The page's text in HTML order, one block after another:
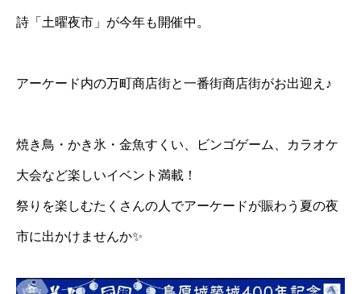
詩「土曜夜市」が今年も開催中。
アーケード内の万町商店街と一番街商店街がお出迎え♪
焼き鳥・かき氷・金魚すくい、ビンゴゲーム、カラオケ
大会など楽しいイベント満載！
祭りを楽しむたくさんの人でアーケードが賑わう夏の夜
市に出かけませんか✨